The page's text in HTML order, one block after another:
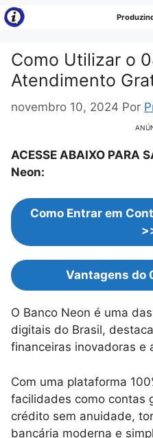
Pular
para
conteúdo
Como Utilizar o
Atendimento
novembro 10, 2024 Por
ACESSE ABAIXO PARA
Neon:
Como Entrar em
Vantagens do
O Banco Neon é uma
digitais do Brasil,
financeiras inovadoras e
Com uma plataforma
facilidades como contas
crédito sem anuidade,
bancária moderna e